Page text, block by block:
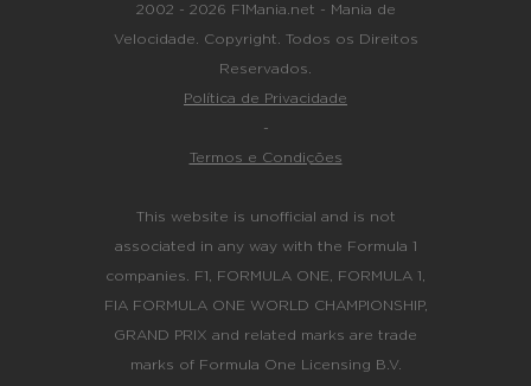
2002 - 2026 F1Mania.net - Mania de
Velocidade. Copyright. Todos os Direitos
Reservados.
Política de Privacidade
-
Termos e Condições
This website is unofficial and is not
associated in any way with the Formula 1
companies. F1, FORMULA ONE, FORMULA 1,
FIA FORMULA ONE WORLD CHAMPIONSHIP,
GRAND PRIX and related marks are trade
marks of Formula One Licensing B.V.